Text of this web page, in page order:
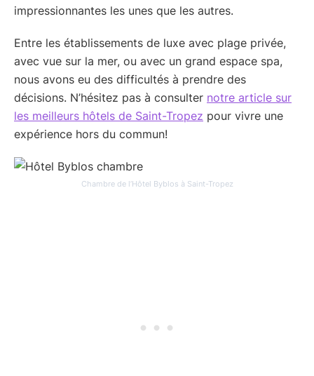
impressionnantes les unes que les autres.
Entre les établissements de luxe avec plage privée,
avec vue sur la mer, ou avec un grand espace spa,
nous avons eu des difficultés à prendre des
décisions. N’hésitez pas à consulter notre article sur
les meilleurs hôtels de Saint-Tropez pour vivre une
expérience hors du commun!
Chambre de l’Hôtel Byblos à Saint-Tropez